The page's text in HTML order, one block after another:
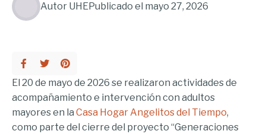
Autor UHEPublicado el mayo 27, 2026
El 20 de mayo de 2026 se realizaron actividades de
acompañamiento e intervención con adultos
mayores en la Casa Hogar Angelitos del Tiempo,
como parte del cierre del proyecto “Generaciones